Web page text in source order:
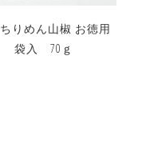
りめん山椒 お徳用
袋入 70ｇ